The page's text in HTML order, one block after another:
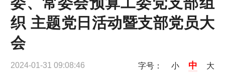
织 主题党日活动暨支部党员大
会
2024-01-31 09:08:46 字号： 小 中 大